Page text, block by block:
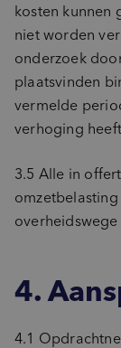
kosten kunnen
niet worden
onderzoek
plaatsvinden
vermelde
verhoging
3.5 Alle in
4.
4.1